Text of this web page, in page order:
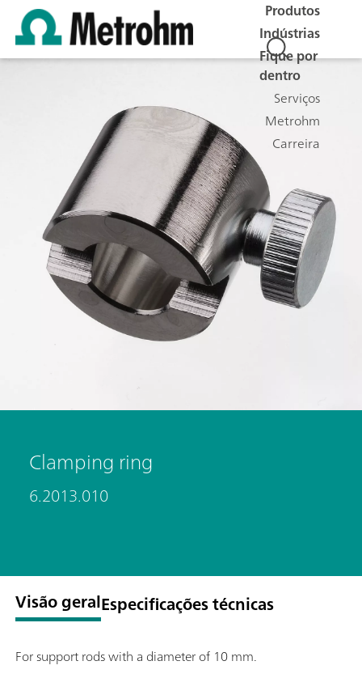
Produtos
Indústrias
Fique por
dentro
Serviços
Metrohm
Carreira
Clamping ring
6.2013.010
Visão geralEspecificações técnicas
For support rods with a diameter of 10 mm.